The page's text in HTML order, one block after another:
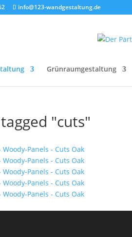
info@123-wandgestaltung.de
Grünraumgestaltung
"cuts"